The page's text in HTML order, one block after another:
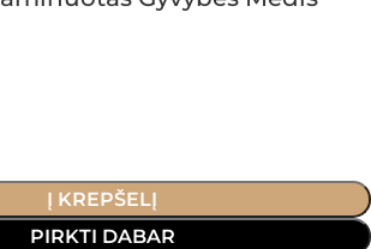
Į KREPŠELĮ
PIRKTI DABAR